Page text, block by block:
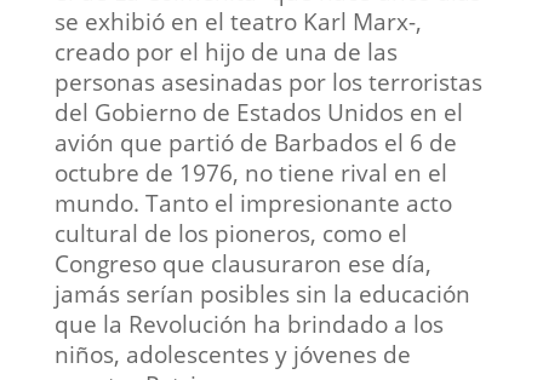
se exhibió en el teatro Karl Marx-,
creado por el hijo de una de las
personas asesinadas por los terroristas
del Gobierno de Estados Unidos en el
avión que partió de Barbados el 6 de
octubre de 1976, no tiene rival en el
mundo. Tanto el impresionante acto
cultural de los pioneros, como el
Congreso que clausuraron ese día,
jamás serían posibles sin la educación
que la Revolución ha brindado a los
niños, adolescentes y jóvenes de